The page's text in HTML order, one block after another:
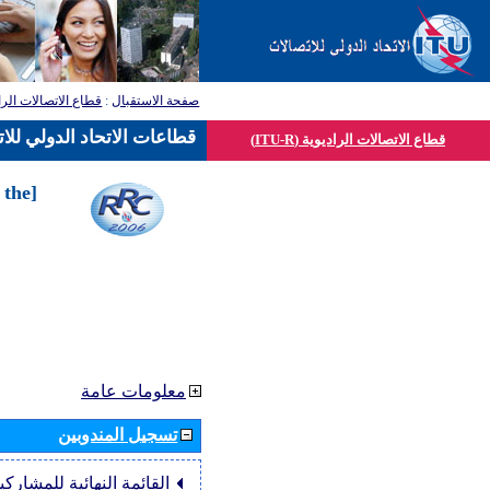
صفحة الاستقبال: قطاع الاتصالات
قطاع الاتصالات الراديوية (ITU-R)
معلومات عامة
تسجيل المندوبين
القائمة النهائية
قطاعات الاتحاد الدولي